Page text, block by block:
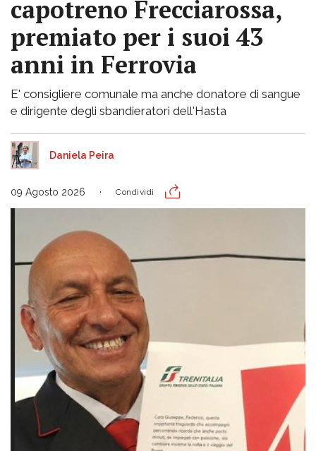
capotreno Frecciarossa,
premiato per i suoi 43
anni in Ferrovia
E' consigliere comunale ma anche donatore di sangue
e dirigente degli sbandieratori dell'Hasta
Daniela Peira
09 Agosto 2026 Condividi